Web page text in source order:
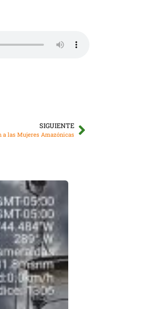
SIGUIENTE
a las Mujeres Amazónicas